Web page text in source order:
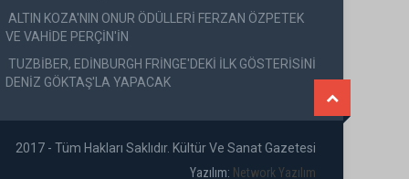
ALTIN KOZA'NIN ONUR ÖDÜLLERİ FERZAN ÖZPETEK
VE VAHİDE PERÇİN'İN
TUZBİBER, EDİNBURGH FRİNGE'DEKİ İLK GÖSTERİSİNİ
DENİZ GÖKTAŞ'LA YAPACAK
2017 - Tüm Hakları Saklıdır. Kültür Ve Sanat Gazetesi
Yazılım: Network Yazılım